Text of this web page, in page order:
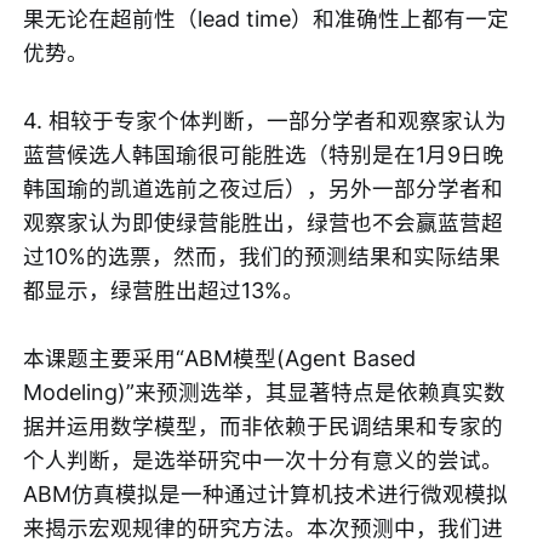
果无论在超前性（lead time）和准确性上都有一定
优势。
4. 相较于专家个体判断，一部分学者和观察家认为
蓝营候选人韩国瑜很可能胜选（特别是在1月9日晚
韩国瑜的凯道选前之夜过后），另外一部分学者和
观察家认为即使绿营能胜出，绿营也不会赢蓝营超
过10%的选票，然而，我们的预测结果和实际结果
都显示，绿营胜出超过13%。
本课题主要采用“ABM模型(Agent Based
Modeling)”来预测选举，其显著特点是依赖真实数
据并运用数学模型，而非依赖于民调结果和专家的
个人判断，是选举研究中一次十分有意义的尝试。
ABM仿真模拟是一种通过计算机技术进行微观模拟
来揭示宏观规律的研究方法。本次预测中，我们进